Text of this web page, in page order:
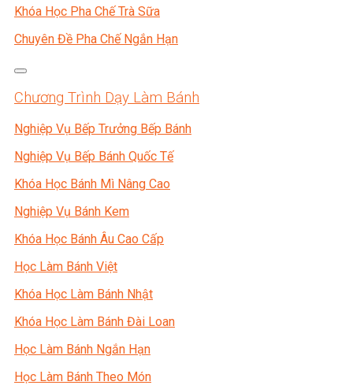
Khóa Học Pha Chế Trà Sữa
Chuyên Đề Pha Chế Ngắn Hạn
Chương Trình Dạy Làm Bánh
Nghiệp Vụ Bếp Trưởng Bếp Bánh
Nghiệp Vụ Bếp Bánh Quốc Tế
Khóa Học Bánh Mì Nâng Cao
Nghiệp Vụ Bánh Kem
Khóa Học Bánh Âu Cao Cấp
Học Làm Bánh Việt
Khóa Học Làm Bánh Nhật
Khóa Học Làm Bánh Đài Loan
Học Làm Bánh Ngắn Hạn
Học Làm Bánh Theo Món